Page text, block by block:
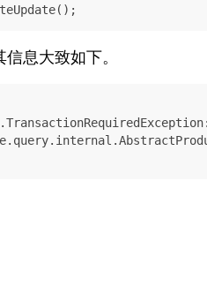
息大致如下。